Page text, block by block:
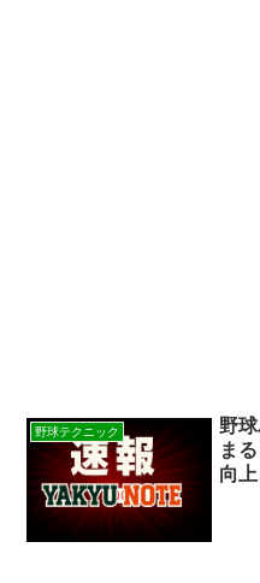
野球テクニック
野
ま
向